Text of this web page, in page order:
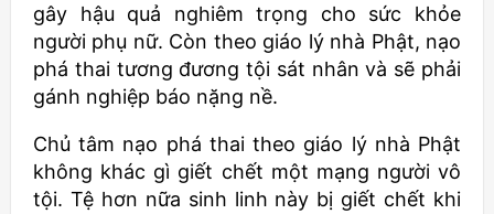
gây hậu quả nghiêm trọng cho sức khỏe
người phụ nữ. Còn theo giáo lý nhà Phật, nạo
phá thai tương đương tội sát nhân và sẽ phải
gánh nghiệp báo nặng nề.
Chủ tâm nạo phá thai theo giáo lý nhà Phật
không khác gì giết chết một mạng người vô
tội. Tệ hơn nữa sinh linh này bị giết chết khi